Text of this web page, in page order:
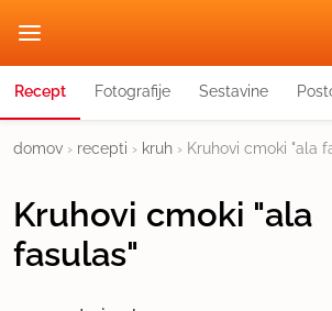
Recept Fotografije Sestavine
domov › recepti › kruh › Kruhovi cmoki "ala
Kruhovi cmoki "ala
fasulas"